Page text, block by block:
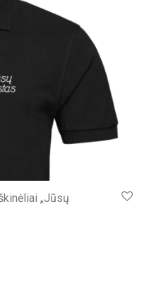
„Jūsų